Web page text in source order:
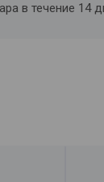
в течение 14